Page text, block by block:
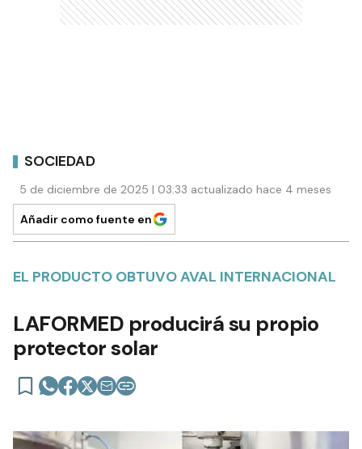
SOCIEDAD
5 de diciembre de 2025 | 03:33 actualizado hace 4 meses
Añadir como fuente en
EL PRODUCTO OBTUVO AVAL INTERNACIONAL
LAFORMED producirá su propio
protector solar